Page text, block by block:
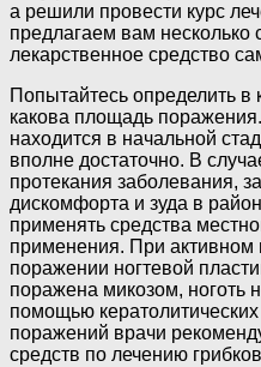
а решили провести курс
предлагаем вам несколько
лекарственное средство
Попытайтесь определить в
какова площадь
находится в начальной
вполне достаточно. В
протекания заболевания,
дискомфорта и зуда в
применять средства
применения. При активном
поражении ногтевой
поражена микозом, ноготь
помощью
поражений врачи
средств по лечению